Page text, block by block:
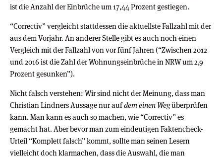
ist die Anzahl der Einbrüche um 17,44 Prozent gestiegen.
“Correctiv” vergleicht stattdessen die aktuellste Fallzahl mit der
aus dem Vorjahr. An anderer Stelle gibt es auch noch einen
Vergleich mit der Fallzahl von vor fünf Jahren (“Zwischen 2012
und 2016 ist die Zahl der Wohnungseinbrüche in NRW um 2,9
Prozent gesunken”).
Nicht falsch verstehen: Wir sind nicht der Meinung, dass man
Christian Lindners Aussage nur aufdem einen Wegüberprüfen
kann. Man kann es auch so machen, wie “Correctiv” es
gemacht hat. Aber bevor man zum eindeutigen Faktencheck-
Urteil “Komplett falsch” kommt, sollte man seinen Lesern
vielleicht doch klarmachen, dass die Auswahl, die man